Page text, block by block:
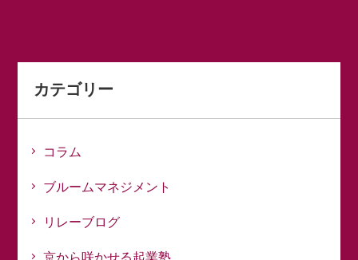
カテゴリー
コラム
ブルームマネジメント
リレーブログ
京から咲かせる起業塾